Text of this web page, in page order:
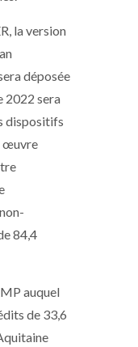
la version
déposée
2022 sera
dispositifs
œuvre
84,4
auquel
de 33,6